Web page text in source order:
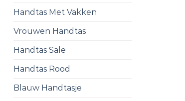
Handtas Met Vakken
Vrouwen Handtas
Handtas Sale
Handtas Rood
Blauw Handtasje